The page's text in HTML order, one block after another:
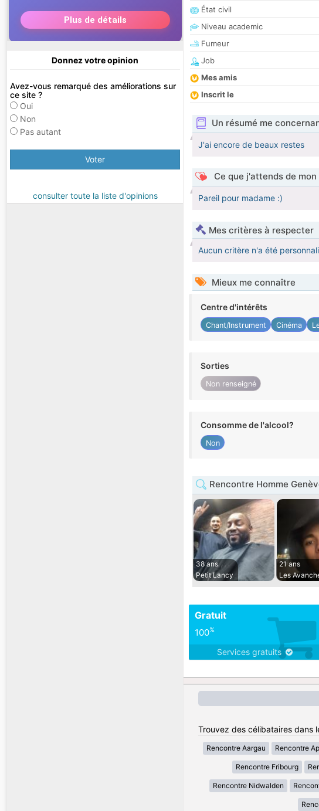
Donnez votre opinion
Avez-vous remarqué des améliorations sur
ce site ?
Oui
Non
Pas autant
Voter
consulter toute la liste d'opinions
État civil
Niveau academic
Fumeur
Job
Mes amis
Inscrit le
Un résumé me
J'ai encore de beaux restes
Ce que j'attends de
Pareil pour madame :)
Mes critères à respecter
Aucun critère n'a été
Mieux me connaître
Centre d'intérêts
Chant/Instrument Cinéma
Sorties
Non renseigné
Consomme de l'alcool?
Non
Rencontre Homme
38 ans
Petit Lancy
21 ans
Les
Gratuit
100%
Services gratuits
Trouvez des célibataires dans
Rencontre Aargau Rencontre
Rencontre Fribourg
Rencontre Nidwalden